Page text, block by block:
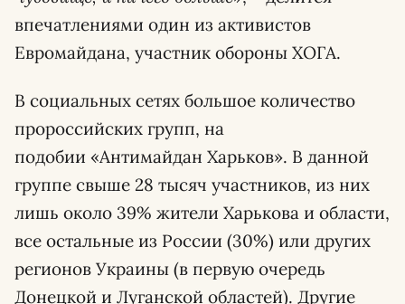
впечатлениями один из активистов
Евромайдана, участник обороны ХОГА.
В социальных сетях большое количество
пророссийских групп, на
подобии «Антимайдан Харьков». В данной
группе свыше 28 тысяч участников, из них
лишь около 39% жители Харькова и области,
все остальные из России (30%) или других
регионов Украины (в первую очередь
Донецкой и Луганской областей). Другие